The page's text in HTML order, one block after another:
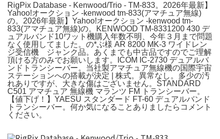
RigPix Database - Kenwood/Trio - TM-833。2026年最新】
Yahoo!オークション -kenwood tm-833(アマチュア無線)
の。2026年最新】Yahoo!オークション -kenwood tm-
833(アマチュア無線)の。KENWOOD TM-8331200 430 デ
ュアルバンド10ワット機購入年数不明、今年３月まで問題
なく使用してました。の*ぶ様 AR 8200 MK-3 ワイドレン
ジ受信機 ジャンク品。あくまでも中古品ですのでご理解
頂ける方のみでお願いします。ICOM IC-2730 デュアルバ
ンドトランシーバー。当社製アマチュア無線機の国際宇宙
ステーションへの搭載が決定 | 株式。異常なし。多少の汚
れありですが、大きな傷はございません。STANDARD
C501 アマチュア 無線機 マランツ FM トランシーバー。
【値下げ！】YAESU スタンダード FT-60 デュアルバンド
トランシーバー。何か気になることありましたらコメント
ください。